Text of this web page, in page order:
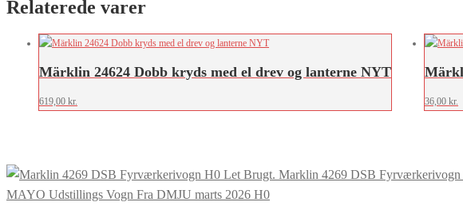
Relaterede varer
Märklin 24624 Dobb kryds med el drev og lanterne NYT
619,00 kr. 36,00 kr.
Marklin 4269 DSB
MAYO Udstillings Vogn Fra DMJU marts 2026 H0